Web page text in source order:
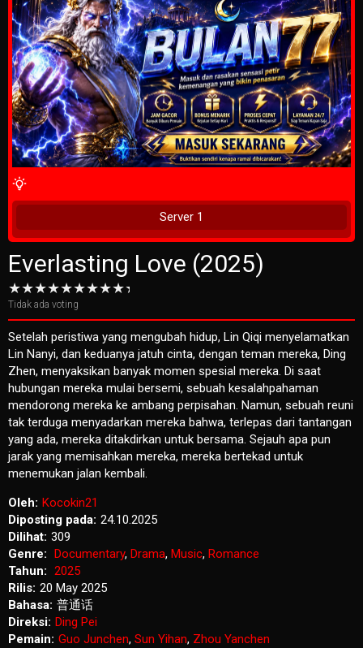
4 Wait Time
Server 1
Everlasting Love (2025)
Tidak ada voting
Setelah peristiwa yang mengubah hidup, Lin Qiqi menyelamatkan
Lin Nanyi, dan keduanya jatuh cinta, dengan teman mereka, Ding
Zhen, menyaksikan banyak momen spesial mereka. Di saat
hubungan mereka mulai bersemi, sebuah kesalahpahaman
mendorong mereka ke ambang perpisahan. Namun, sebuah reuni
tak terduga menyadarkan mereka bahwa, terlepas dari tantangan
yang ada, mereka ditakdirkan untuk bersama. Sejauh apa pun
jarak yang memisahkan mereka, mereka bertekad untuk
menemukan jalan kembali.
Oleh: Kocokin21
Diposting pada: 24.10.2025
Dilihat: 309
Genre:
Documentary, Drama, Music, Romance
Tahun: 2025
Rilis: 20 May 2025
Bahasa: 普通话
Direksi: Ding Pei
Pemain: Guo Junchen, Sun Yihan, Zhou Yanchen